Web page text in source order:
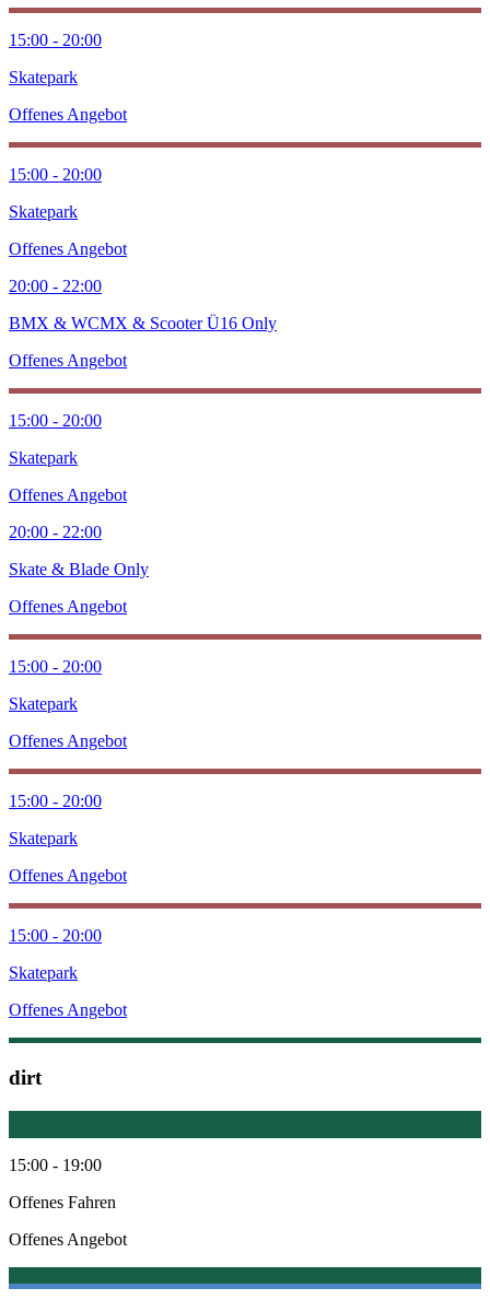
15:00 - 20:00
Skatepark
Offenes Angebot
15:00 - 20:00
Skatepark
Offenes Angebot
20:00 - 22:00
BMX & WCMX & Scooter Ü16 Only
Offenes Angebot
15:00 - 20:00
Skatepark
Offenes Angebot
20:00 - 22:00
Skate & Blade Only
Offenes Angebot
15:00 - 20:00
Skatepark
Offenes Angebot
15:00 - 20:00
Skatepark
Offenes Angebot
15:00 - 20:00
Skatepark
Offenes Angebot
dirt
15:00 - 19:00
Offenes Fahren
Offenes Angebot